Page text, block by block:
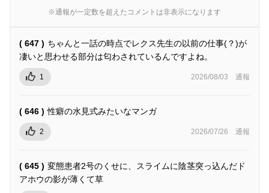
※通報が一定数を超えたコメントは非表示になります
( 647 ) ちゃんと一話の時点でレクス先生の以前の仕事(？)が
凄いと思わせる部分は匂わされているんですよね。
1 2026/08/03 通報
( 646 ) 性癖の水見式みたいなマンガ
2 2026/07/26 通報
( 645 ) 変態患者2号のくせに、スライムに陰茎突っ込んだド
アホウの影が薄くて草